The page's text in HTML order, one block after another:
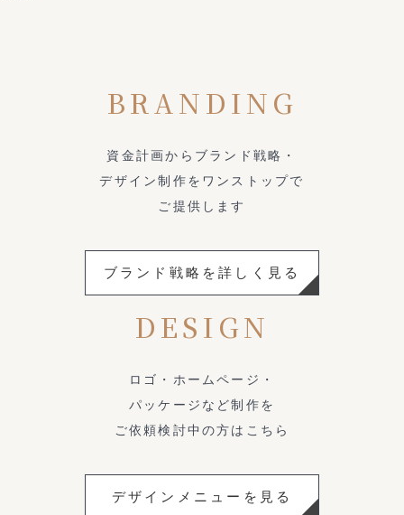
BRANDING
資金計画からブランド戦略・
デザイン制作をワンストップで
ご提供します
ブランド戦略を詳しく見る
DESIGN
ロゴ・ホームページ・
パッケージなど制作を
ご依頼検討中の方はこちら
デザインメニューを見る